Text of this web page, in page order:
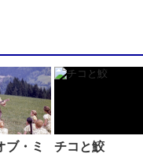
ブ・ミ
チコと鮫